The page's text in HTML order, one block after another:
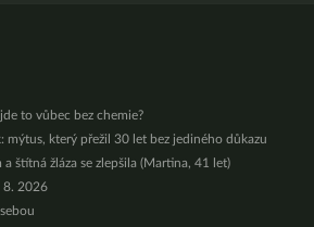
to vůbec bez chemie?
mýtus, který přežil 30 let bez jediného důkazu
štítná žláza se zlepšila (Martina, 41 let)
8. 2026